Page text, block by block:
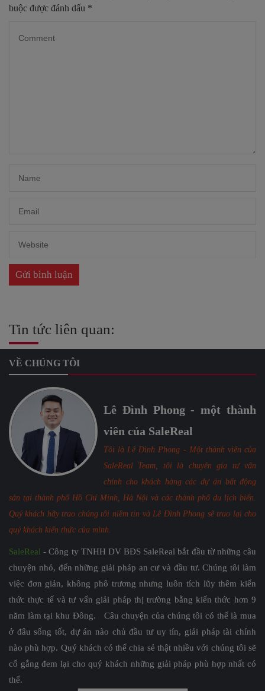
buộc được đánh dấu *
Tin tức liên quan:
VỀ CHÚNG TÔI
Lê Đình Phong - một thành
viên của SaleReal
Tôi là Lê Đình Phong - Một thành viên của
SaleReal Team, tôi là chuyên gia tư vấn
chính cho khách hàng các dự án bất động
sản tại thành phố Hồ Chí Minh, Hà Nội và các thành phố du lịch biển.
Quý khách hãy trao chúng tôi niềm tin và Lê Đình Phong sẽ trao lại cho
quý khách kiến thức của mình.
SaleReal - Công ty TNHH DV BĐS SaleReal bắt đầu từ những câu
chuyện nhỏ, đến những giải pháp an cư và đầu tư. Chúng tôi làm
việc đơn giản, không phô trương nhưng luôn tích lũy thêm kiến
thức thực tế và tư vấn giải pháp thị trường bằng kiến thức hơn 9
năm làm tại khu Đông. Câu chuyện của chúng tôi có thể là mua
ở đâu sống tốt, dự án nào chủ đầu tư uy tín, giải pháp tài chính
nào phù hợp. Quý khách có thể chia sẻ thật nhiều với chúng tôi sẽ
cố gắng đem lại cho quý khách những giải pháp phù hợp nhất có
thể.